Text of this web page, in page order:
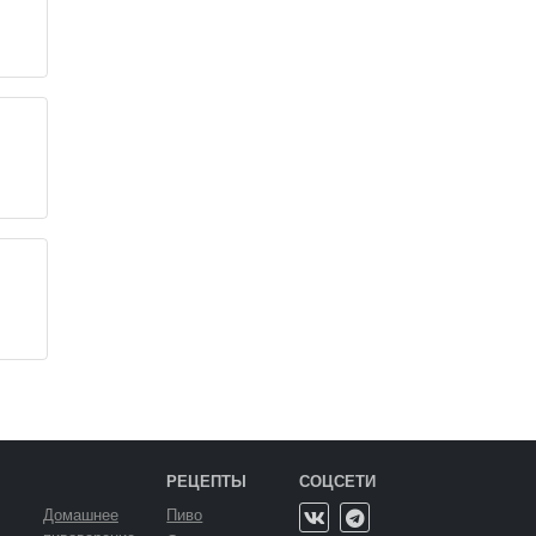
Домашнее
РЕЦЕПТЫ
Пиво
СОЦСЕТИ